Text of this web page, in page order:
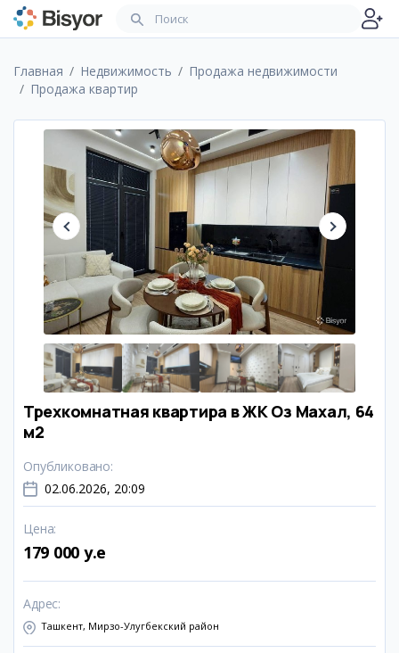
Главная Недвижимость
Продажа недвижимости
Продажа квартир
Трехкомнатная квартира в ЖК Оз Махал, 64
м2
Опубликовано:
02.06.2026, 20:09
Цена:
179 000 y.e
Адрес:
Ташкент, Мирзо-Улугбекский район